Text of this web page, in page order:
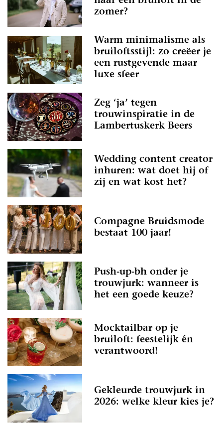
zomer?
Warm minimalisme als
bruiloftsstijl: zo creëer je
een rustgevende maar
luxe sfeer
Zeg ‘ja’ tegen
trouwinspiratie in de
Lambertuskerk Beers
Wedding content creator
inhuren: wat doet hij of
zij en wat kost het?
Compagne Bruidsmode
bestaat 100 jaar!
Push-up-bh onder je
trouwjurk: wanneer is
het een goede keuze?
Mocktailbar op je
bruiloft: feestelijk én
verantwoord!
Gekleurde trouwjurk in
2026: welke kleur kies je?